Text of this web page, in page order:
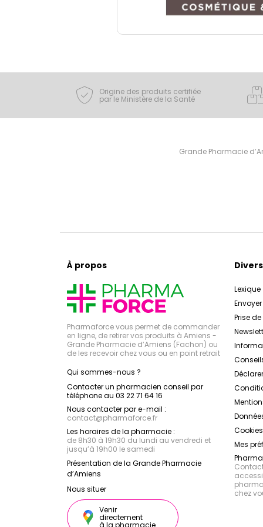
Origine des produits certifiée
par le Ministère de la Santé
Grande Pharmacie
À propos
Pharmaforce vous permet de commander
en ligne, de retirer vos produits à Amiens -
Grande Pharmacie d’Amiens (Fachon) ou
de les recevoir chez vous ou en point retrait
Qui sommes-nous ?
Contacter un pharmacien conseil par
téléphone au 03 22 71 64 16
Nous contacter par e-mail :
contact@pharmaforce.fr
Les horaires de la pharmacie :
de 8h30 à 19h30 du lundi au vendredi et
jusqu’à 19h00 le samedi
Présentation de la Grande Pharmacie
d’Amiens
Nous situer
Venir
directement
à la pharmacie
Divers
Lexique
Prise
Cookies
Mes
chez